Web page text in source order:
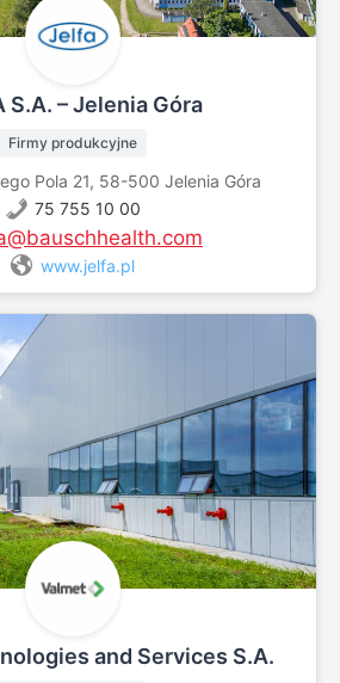
S.A. – Jelenia Góra
Firmy produkcyjne
Pola 21, 58-500 Jelenia Góra
75 755 10 00
www.jelfa.pl
and Services S.A.